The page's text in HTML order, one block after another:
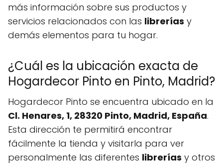
más información sobre sus productos y
servicios relacionados con las librerías y
demás elementos para tu hogar.
¿Cuál es la ubicación exacta de
Hogardecor Pinto en Pinto, Madrid?
Hogardecor Pinto se encuentra ubicado en la
Cl. Henares, 1, 28320 Pinto, Madrid, España.
Esta dirección te permitirá encontrar
fácilmente la tienda y visitarla para ver
personalmente las diferentes librerías y otros